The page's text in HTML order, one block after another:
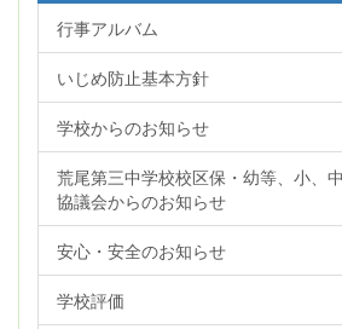
行事アルバム
いじめ防止基本方針
学校からのお知らせ
荒尾第三中学校校区保・幼等、小、
協議会からのお知らせ
安心・安全のお知らせ
学校評価